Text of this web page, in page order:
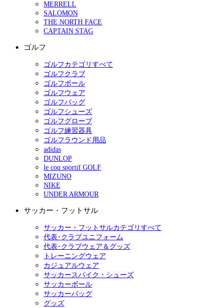
MERRELL
SALOMON
THE NORTH FACE
CAPTAIN STAG
ゴルフ
ゴルフカテゴリすべて
ゴルフクラブ
ゴルフボール
ゴルフウェア
ゴルフバッグ
ゴルフシューズ
ゴルフグローブ
ゴルフ練習器具
ゴルフラウンド用品
adidas
DUNLOP
le coq sportif GOLF
MIZUNO
NIKE
UNDER ARMOUR
サッカー・フットサル
サッカー・フットサルカテゴリすべて
代表･クラブユニフォーム
代表･クラブウェア＆グッズ
トレーニングウェア
カジュアルウェア
サッカースパイク・シューズ
サッカーボール
サッカーバッグ
グッズ